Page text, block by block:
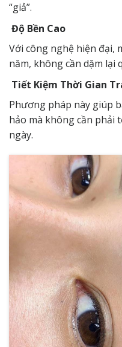
“giả”.
Độ Bền Cao
Với công nghệ hiện đại,
năm, không cần dặm lại
Tiết Kiệm Thời Gian
Phương pháp này giúp
hảo mà không cần phải
ngày.